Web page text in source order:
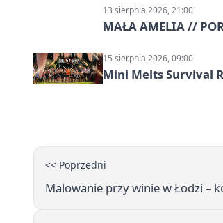
13 sierpnia 2026, 21:00
MAŁA AMELIA //
15 sierpnia 2026, 09:00
Mini Melts Survival
<< Poprzedni
Malowanie przy winie w Łodzi –